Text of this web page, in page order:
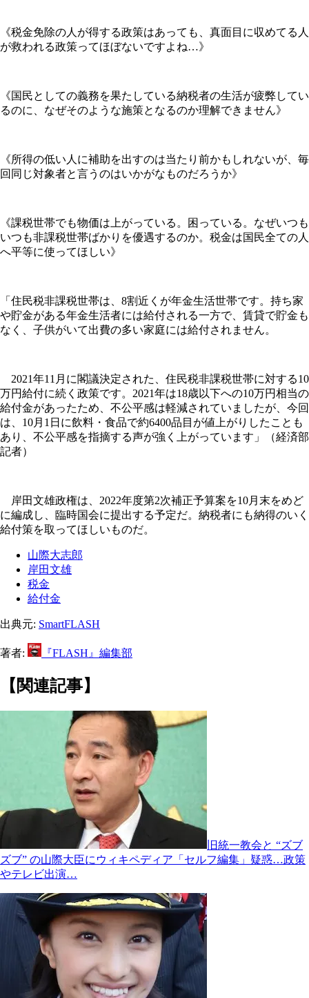
《税金免除の人が得する政策はあっても、真面目に収めてる人
が救われる政策ってほぼないですよね…》
《国民としての義務を果たしている納税者の生活が疲弊してい
るのに、なぜそのような施策となるのか理解できません》
《所得の低い人に補助を出すのは当たり前かもしれないが、毎
回同じ対象者と言うのはいかがなものだろうか》
《課税世帯でも物価は上がっている。困っている。なぜいつも
いつも非課税世帯ばかりを優遇するのか。税金は国民全ての人
へ平等に使ってほしい》
「住民税非課税世帯は、8割近くが年金生活世帯です。持ち家
や貯金がある年金生活者には給付される一方で、賃貸で貯金も
なく、子供がいて出費の多い家庭には給付されません。
2021年11月に閣議決定された、住民税非課税世帯に対する10
万円給付に続く政策です。2021年は18歳以下への10万円相当の
給付金があったため、不公平感は軽減されていましたが、今回
は、10月1日に飲料・食品で約6400品目が値上がりしたことも
あり、不公平感を指摘する声が強く上がっています」（経済部
記者）
岸田文雄政権は、2022年度第2次補正予算案を10月末をめど
に編成し、臨時国会に提出する予定だ。納税者にも納得のいく
給付策を取ってほしいものだ。
山際大志郎
岸田文雄
税金
給付金
出典元: SmartFLASH
著者: 『FLASH』編集部
【関連記事】
旧統一教会と “ズブ
ズブ” の山際大臣にウィキペディア「セルフ編集」疑惑…政策
やテレビ出演…